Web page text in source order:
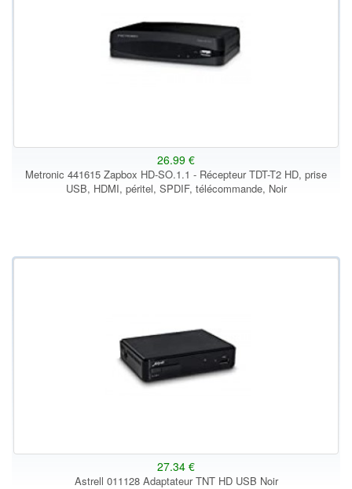
26.99 €
Metronic 441615 Zapbox HD-SO.1.1 - Récepteur TDT-T2 HD, prise
USB, HDMI, péritel, SPDIF, télécommande, Noir
27.34 €
Astrell 011128 Adaptateur TNT HD USB Noir